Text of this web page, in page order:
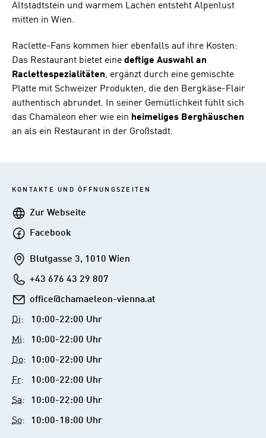
Altstadtstein und warmem Lachen entsteht Alpenlust
mitten in Wien.
Raclette-Fans kommen hier ebenfalls auf ihre Kosten:
Das Restaurant bietet eine deftige Auswahl an
Raclettespezialitäten, ergänzt durch eine gemischte
Platte mit Schweizer Produkten, die den Bergkäse-Flair
authentisch abrundet. In seiner Gemütlichkeit fühlt sich
das Chamäleon eher wie ein heimeliges Berghäuschen
an als ein Restaurant in der Großstadt.
KONTAKTE UND ÖFFNUNGSZEITEN
WebseiteZur Webseite
FacebookFacebook
AddresseBlutgasse 3, 1010 Wien
Telefon+43 676 43 29 807
E-
office@chamaeleon-vienna.at
Di: 10:00-22:00 Uhr
Mi: 10:00-22:00 Uhr
Do: 10:00-22:00 Uhr
Fr: 10:00-22:00 Uhr
Sa: 10:00-22:00 Uhr
So: 10:00-18:00 Uhr